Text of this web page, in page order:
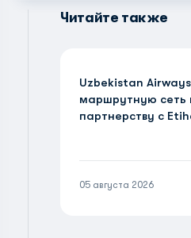
Читайте также
Uzbekistan
маршрутную сеть
партнерству с
05 августа 2026